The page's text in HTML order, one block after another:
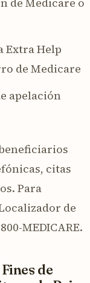
Extra Help
de Medicare
apelación
citas
Para
de
MEDICARE.
de